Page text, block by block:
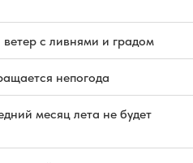
с ливнями и градом
непогода
месяц лета не будет